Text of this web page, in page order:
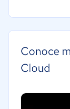
Conoce
Cloud